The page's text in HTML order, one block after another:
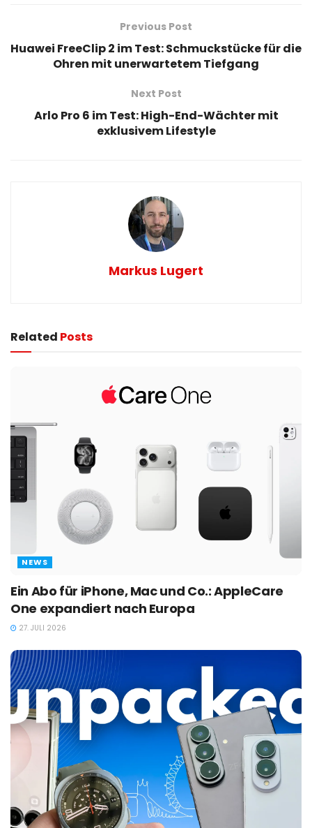
Previous Post
Huawei FreeClip 2 im Test: Schmuckstücke für die
Ohren mit unerwartetem Tiefgang
Next Post
Arlo Pro 6 im Test: High-End-Wächter mit
exklusivem Lifestyle
Markus Lugert
Related Posts
NEWS
Ein Abo für iPhone, Mac und Co.: AppleCare
One expandiert nach Europa
27. JULI 2026